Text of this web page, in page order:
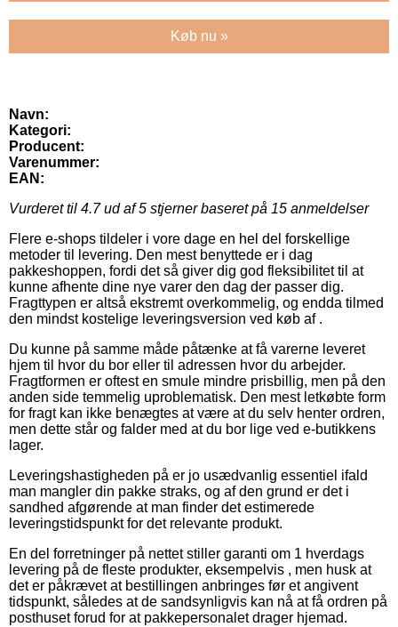
Køb nu »
Navn:
Kategori:
Producent:
Varenummer:
EAN:
Vurderet til 4.7ud af 5 stjerner baseret på 15 anmeldelser
Flere e-shops tildeler i vore dage en hel del forskellige
metoder til levering. Den mest benyttede er i dag
pakkeshoppen, fordi det så giver dig god fleksibilitet til at
kunne afhente dine nye varer den dag der passer dig.
Fragttypen er altså ekstremt overkommelig, og endda tilmed
den mindst kostelige leveringsversion ved køb af .
Du kunne på samme måde påtænke at få varerne leveret
hjem til hvor du bor eller til adressen hvor du arbejder.
Fragtformen er oftest en smule mindre prisbillig, men på den
anden side temmelig uproblematisk. Den mest letkøbte form
for fragt kan ikke benægtes at være at du selv henter ordren,
men dette står og falder med at du bor lige ved e-butikkens
lager.
Leveringshastigheden på er jo usædvanlig essentiel ifald
man mangler din pakke straks, og af den grund er det i
sandhed afgørende at man finder det estimerede
leveringstidspunkt for det relevante produkt.
En del forretninger på nettet stiller garanti om 1 hverdags
levering på de fleste produkter, eksempelvis , men husk at
det er påkrævet at bestillingen anbringes før et angivent
tidspunkt, således at de sandsynligvis kan nå at få ordren på
posthuset forud for at pakkepersonalet drager hjemad.